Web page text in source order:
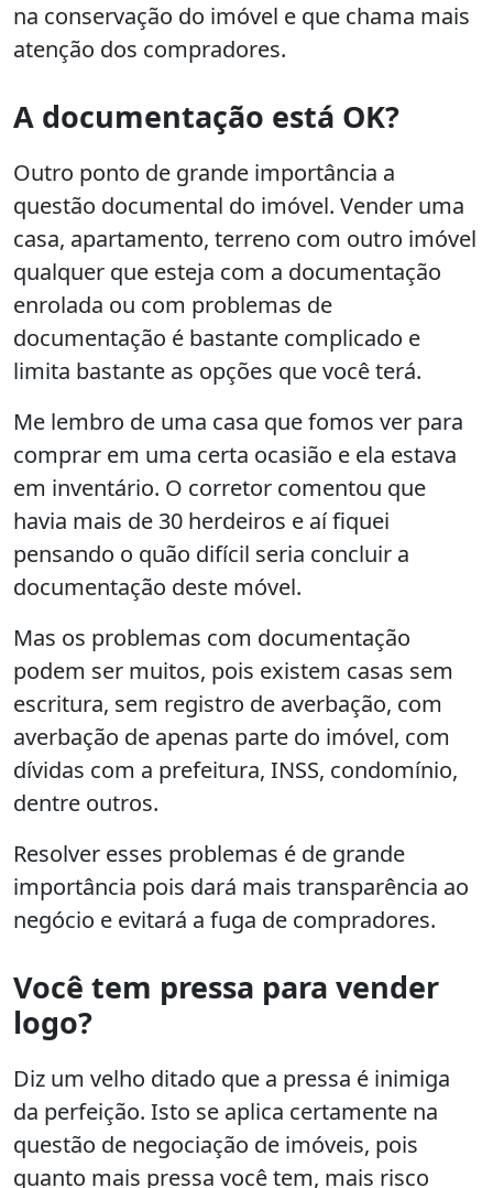
na conservação do imóvel e que chama mais
atenção dos compradores.
A documentação está OK?
Outro ponto de grande importância a
questão documental do imóvel. Vender uma
casa, apartamento, terreno com outro imóvel
qualquer que esteja com a documentação
enrolada ou com problemas de
documentação é bastante complicado e
limita bastante as opções que você terá.
Me lembro de uma casa que fomos ver para
comprar em uma certa ocasião e ela estava
em inventário. O corretor comentou que
havia mais de 30 herdeiros e aí fiquei
pensando o quão difícil seria concluir a
documentação deste móvel.
Mas os problemas com documentação
podem ser muitos, pois existem casas sem
escritura, sem registro de averbação, com
averbação de apenas parte do imóvel, com
dívidas com a prefeitura, INSS, condomínio,
dentre outros.
Resolver esses problemas é de grande
importância pois dará mais transparência ao
negócio e evitará a fuga de compradores.
Você tem pressa para vender
logo?
Diz um velho ditado que a pressa é inimiga
da perfeição. Isto se aplica certamente na
questão de negociação de imóveis, pois
quanto mais pressa você tem, mais risco